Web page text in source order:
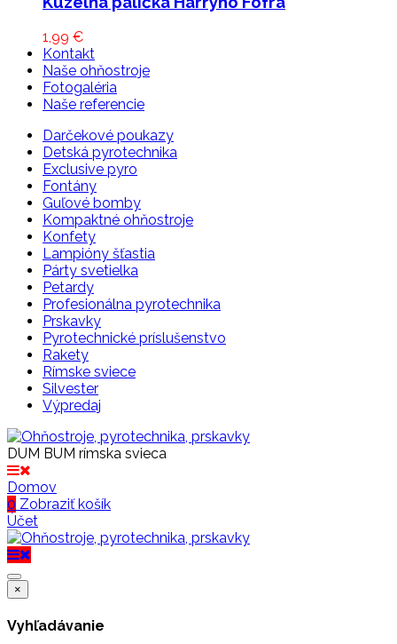
1,99 €
Kontakt
Naše ohňostroje
Fotogaléria
Naše referencie
Darčekové poukazy
Detská pyrotechnika
Exclusive pyro
Fontány
Guľové bomby
Kompaktné ohňostroje
Konfety
Lampióny šťastia
Párty svetielka
Petardy
Profesionálna pyrotechnika
Prskavky
Pyrotechnické príslušenstvo
Rakety
Rímske sviece
Silvester
Výpredaj
DUM BUM rímska svieca
Domov
0 Zobraziť košík
Účet
×
Vyhľadávanie